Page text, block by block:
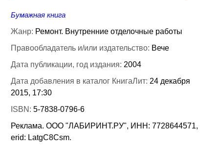
Бумажная книга
Жанр: Ремонт. Внутренние отделочные работы
Правообладатель и/или издательство: Вече
Дата публикации, год издания: 2004
Дата добавления в каталог КнигаЛит: 24 декабря
2015, 17:30
ISBN:5-7838-0796-6
Реклама. ООО "ЛАБИРИНТ.РУ", ИНН: 7728644571,
erid: LatgC8Csm.